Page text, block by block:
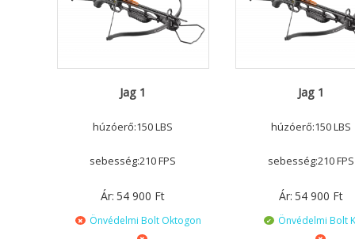
Jag 1
húzóerő:150 LBS
sebesség:210 FPS
Ár: 54 900 Ft
Önvédelmi Bolt Oktogon
Jag 1
húzóerő:150 LBS
sebesség:210 FPS
Ár: 54 900 Ft
Önvédelmi Bolt